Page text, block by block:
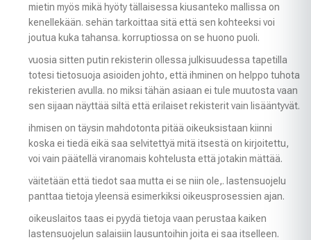
mietin myös mikä hyöty tällaisessa kiusanteko mallissa on
kenellekään. sehän tarkoittaa sitä että sen kohteeksi voi
joutua kuka tahansa. korruptiossa on se huono puoli.
vuosia sitten putin rekisterin ollessa julkisuudessa tapetilla
totesi tietosuoja asioiden johto, että ihminen on helppo tuhota
rekisterien avulla. no miksi tähän asiaan ei tule muutosta vaan
sen sijaan näyttää siltä että erilaiset rekisterit vain lisääntyvät.
ihmisen on täysin mahdotonta pitää oikeuksistaan kiinni
koska ei tiedä eikä saa selvitettyä mitä itsestä on kirjoitettu,
voi vain päätellä viranomais kohtelusta että jotakin mättää.
väitetään että tiedot saa mutta ei se niin ole,. lastensuojelu
panttaa tietoja yleensä esimerkiksi oikeusprosessien ajan.
oikeuslaitos taas ei pyydä tietoja vaan perustaa kaiken
lastensuojelun salaisiin lausuntoihin joita ei saa itselleen.